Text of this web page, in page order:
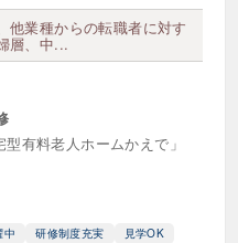
他業種からの転職者に対す
層、中...
有料老人ホームかえで」
中 研修制度充実
見学OK